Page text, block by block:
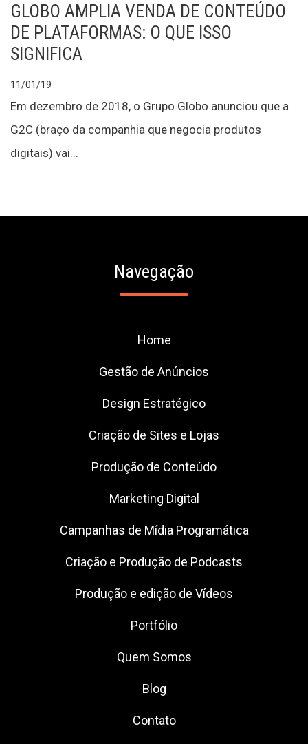
GLOBO AMPLIA VENDA DE CONTEÚDO
DE PLATAFORMAS: O QUE ISSO
SIGNIFICA
11/01/19
Em dezembro de 2018, o Grupo Globo anunciou que a
G2C (braço da companhia que negocia produtos
digitais) vai...
Navegação
Home
Gestão de Anúncios
Design Estratégico
Criação de Sites e Lojas
Produção de Conteúdo
Marketing Digital
Campanhas de Mídia Programática
Criação e Produção de Podcasts
Produção e edição de Vídeos
Portfólio
Quem Somos
Blog
Contato